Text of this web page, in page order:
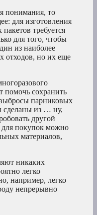
понимания, то
для изготовления
требуется
для того, чтобы
из наиболее
отходов, но их еще
помочь сохранить
парниковых
сделаны из … ну,
другой
для покупок можно
материалов,
никаких
легко
например, легко
непрерывно